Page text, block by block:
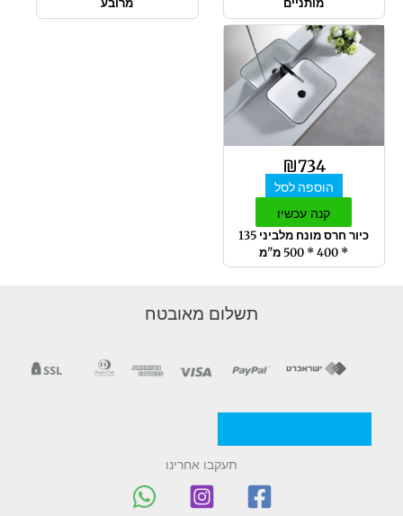
מותניים
מרובע
₪734
הוספה לסל
קנה עכשיו
כיור חרס מונח מלביני 135
* 400 * 500 מ"מ
תשלום מאובטח
תעקבו אחרינו